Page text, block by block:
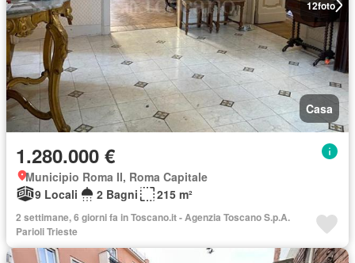
12foto
Casa
1.280.000 €
Municipio Roma II, Roma Capitale
9 Locali
2 Bagni 215 m²
2 settimane, 6 giorni fa in Toscano.it - Agenzia Toscano S.p.A.
Parioli Trieste